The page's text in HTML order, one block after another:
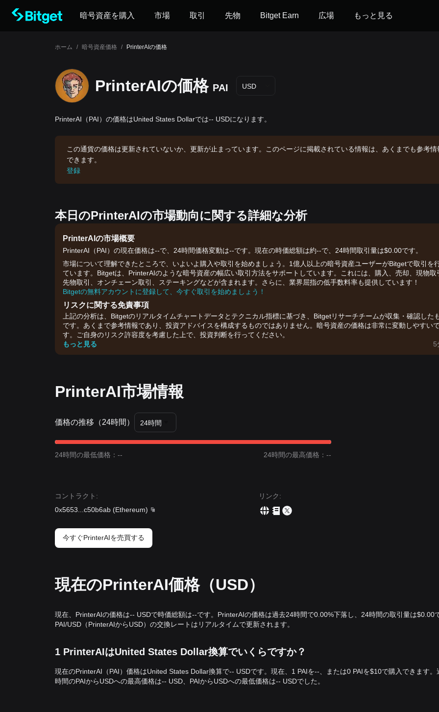
暗号資産を購入 市場 取引 先物 Bitget Earn 広場 もっと見る
ホーム / 暗号資産価格 / PrinterAIの価格
PrinterAIの‌価格 PAI USD
PrinterAI（PAI）の価格はUnited States Dollarでは-- USDになります。
この通貨の価格は更新されていないか、更新が止まっています。このページに掲載されている情報は、あくまでも参考
できます。
登録
本日のPrinterAIの市場動向に関する詳細な分析
PrinterAIの市場概要
PrinterAI（PAI）の現在価格は--で、24時間価格変動は--です。現在の時価総額は約--で、24時間取引量は$0.00です。
市場について理解できたところで、いよいよ購入や取引を始めましょう。1億人以上の暗号資産ユーザーがBitgetで取引を
ています。Bitgetは、PrinterAIのような暗号資産の幅広い取引方法をサポートしています。これには、購入、売却、現物取
先物取引、オンチェーン取引、ステーキングなどが含まれます。さらに、業界屈指の低手数料率も提供しています！
Bitgetの無料アカウントに登録して、今すぐ取引を始めましょう！
リスクに関する免責事項
上記の分析は、Bitgetのリアルタイムチャートデータとテクニカル指標に基づき、Bitgetリサーチチームが収集・確認した
です。あくまで参考情報であり、投資アドバイスを構成するものではありません。暗号資産の価格は非常に変動しやすい
す。ご自身のリスク許容度を考慮した上で、投資判断を行ってください。
もっと見る
5
PrinterAI市場情報
価格の推移（24時間） 24時間
24時間の最低価格：-- 24時間の最高価格：--
コントラクト :
0x5653
c50b6ab (Ethereum)
リンク:
今すぐPrinterAIを売買する
現在のPrinterAI価格（USD）
現在、PrinterAIの価格は-- USDで時価総額は--です。PrinterAIの価格は過去24時間で0.00%下落し、24時間の取引量は$0.00
PAI/USD（PrinterAIからUSD）の交換レートはリアルタイムで更新されます。
1 PrinterAIはUnited States Dollar換算でいくらですか？
現在のPrinterAI（PAI）価格はUnited States Dollar換算で-- USDです。現在、1 PAIを--、または0 PAIを$10で購入できます。
時間のPAIからUSDへの最高価格は-- USD、PAIからUSDへの最低価格は-- USDでした。